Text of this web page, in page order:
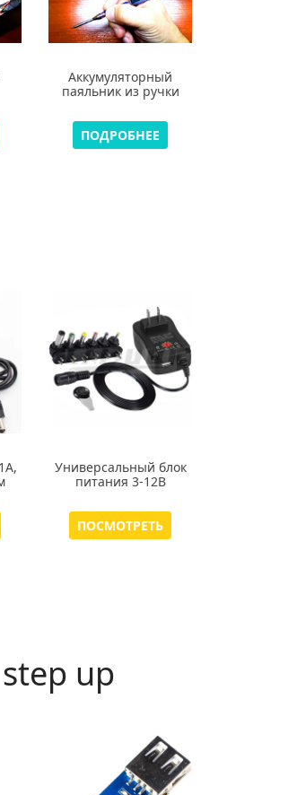
Аккумуляторный
паяльник из ручки
ПОДРОБНЕЕ
Универсальный блок
питания 3-12В
ПОСМОТРЕТЬ
up